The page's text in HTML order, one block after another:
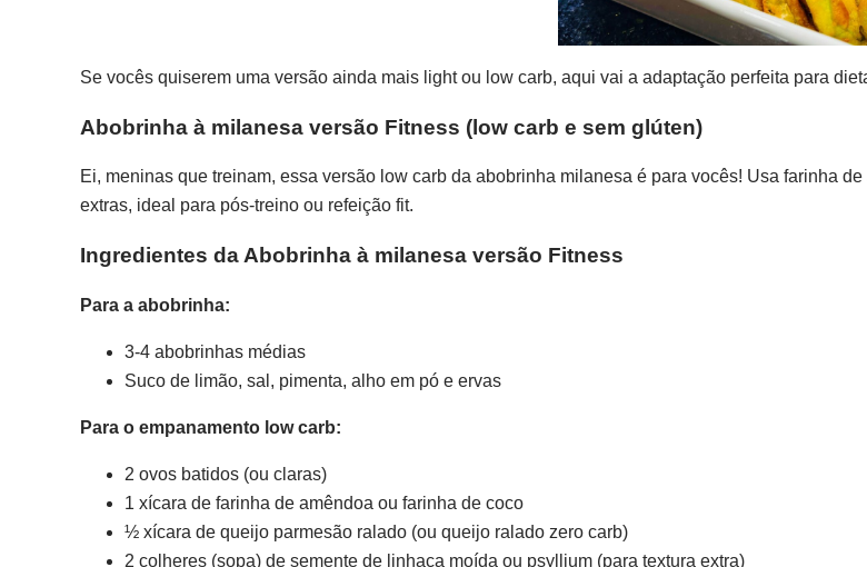
Se vocês quiserem uma versão ainda mais light ou low carb, aqui vai a adaptação perfeita para
Abobrinha à milanesa versão Fitness (low carb e sem glúten)
Ei, meninas que treinam, essa versão low carb da abobrinha milanesa é para vocês! Usa farinha
extras, ideal para pós-treino ou refeição fit.
Ingredientes da Abobrinha à milanesa versão Fitness
Para a abobrinha:
3-4 abobrinhas médias
Suco de limão, sal, pimenta, alho em pó e ervas
Para o empanamento low carb:
2 ovos batidos (ou claras)
1 xícara de farinha de amêndoa ou farinha de coco
½ xícara de queijo parmesão ralado (ou queijo ralado zero carb)
2 colheres (sopa) de semente de linhaça moída ou psyllium (para textura extra)